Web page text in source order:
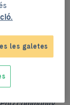
està
científic i
a tots els
Ofereix una
les galetes